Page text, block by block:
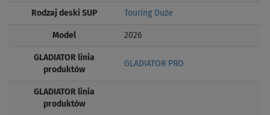
Rodzaj deski SUP Touring Duże
Model 2026
GLADIATOR linia
produktów
GLADIATOR PRO
GLADIATOR linia
produktów